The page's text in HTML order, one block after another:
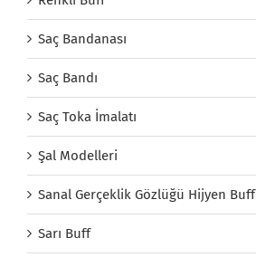
Saç Bandanası
Saç Bandı
Saç Toka İmalatı
Şal Modelleri
Sanal Gerçeklik Gözlüğü Hijyen Buff
Sarı Buff